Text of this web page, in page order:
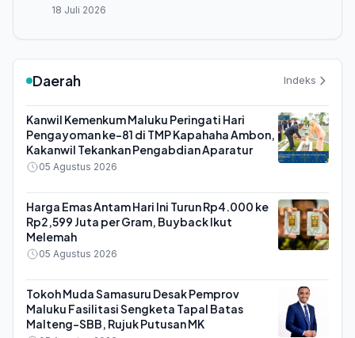
18 Juli 2026
Daerah Indeks
Kanwil Kemenkum Maluku Peringati Hari
Pengayoman ke-81 di TMP Kapahaha Ambon,
Kakanwil Tekankan Pengabdian Aparatur
05 Agustus 2026
Harga Emas Antam Hari Ini Turun Rp4.000 ke
Rp2,599 Juta per Gram, Buyback Ikut
Melemah
05 Agustus 2026
Tokoh Muda Samasuru Desak Pemprov
Maluku Fasilitasi Sengketa Tapal Batas
Malteng-SBB, Rujuk Putusan MK